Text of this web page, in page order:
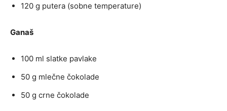
120 g putera (sobne temperature)
Ganaš
100 ml slatke pavlake
50 g mlečne čokolade
50 g crne čokolade